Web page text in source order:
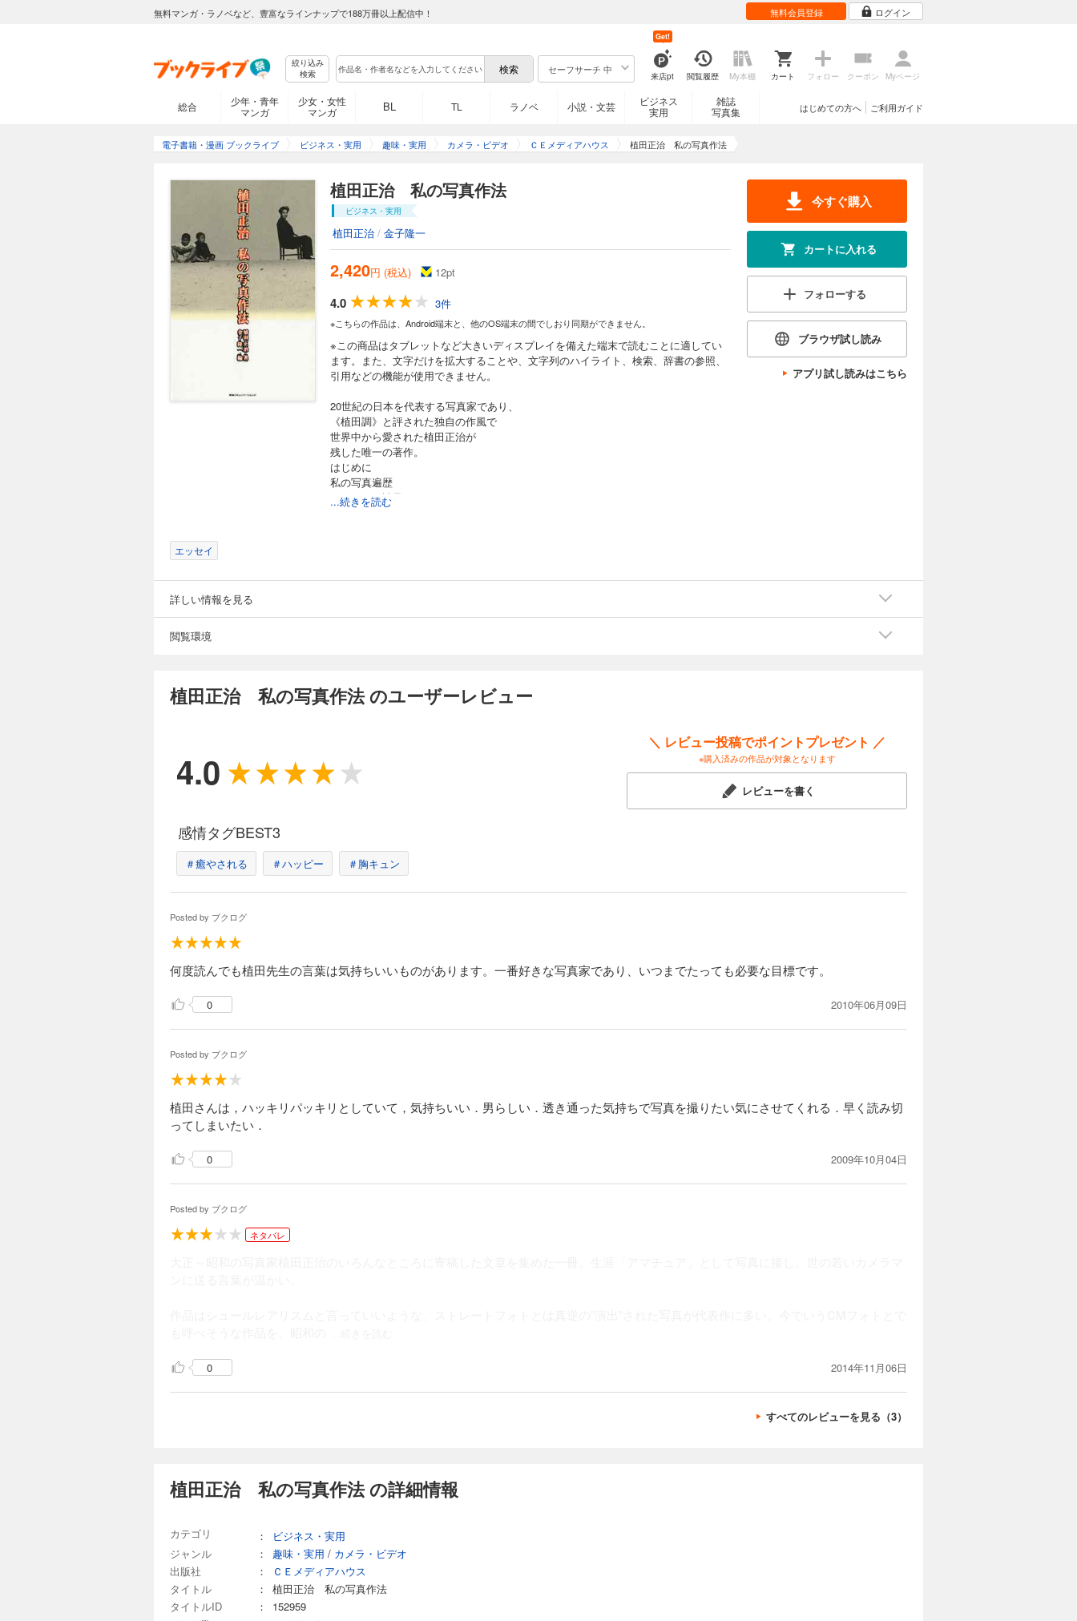
無料マンガ・ラノベなど、豊富なラインナップで188万冊以上配信中！ 無料会員登録 ログイン
絞り込み
検索
セーフサーチ 中
来店pt
Get!
閲覧履歴 My本棚 カート フォロー クーポン Myページ
総合
少年・青年
マンガ
少女・女性
マンガ
BL TL ラノベ 小説・文芸
ビジネス
実用
雑誌
写真集
ご利用ガイド
はじめての方へ
電子書籍・漫画 ブックライブ ビジネス・実用 趣味・実用 カメラ・ビデオ ＣＥメディアハウス 植田正治 私の写真作法
植田正治 私の写真作法
ビジネス・実用
植田正治 / 金子隆一
2,420円 (税込) 12pt
4.0 3件
※こちらの作品は、Android端末と、他のOS端末の間でしおり同期ができません。
※この商品はタブレットなど大きいディスプレイを備えた端末で読むことに適してい
ます。また、文字だけを拡大することや、文字列のハイライト、検索、辞書の参照、
引用などの機能が使用できません。
20世紀の日本を代表する写真家であり、
《植田調》と評された独自の作風で
世界中から愛された植田正治が
残した唯一の著作。
はじめに
私の写真遍歴
アマチュア諸君へ
ちょっとすてきなもの
目次より
・マーカーは付けられません
・テキスト検索はできません
...続きを読む
今すぐ購入
カートに入れる
フォローする
ブラウザ試し読み
アプリ試し読みはこちら
エッセイ
詳しい情報を見る
閲覧環境
植田正治 私の写真作法 のユーザーレビュー
4.0
＼ レビュー投稿でポイントプレゼント ／
※購入済みの作品が対象となります
レビューを書く
感情タグBEST3
＃癒やされる ＃ハッピー ＃胸キュン
Posted by ブクログ
何度読んでも植田先生の言葉は気持ちいいものがあります。一番好きな写真家であり、いつまでたっても必要な目標です。
0 2010年06月09日
Posted by ブクログ
植田さんは，ハッキリパッキリとしていて，気持ちいい．男らしい．透き通った気持ちで写真を撮りたい気にさせてくれる．早く読み切
ってしまいたい．
0 2009年10月04日
Posted by ブクログ
ネタバレ
0 2014年11月06日
すべてのレビューを見る（3）
植田正治 私の写真作法 の詳細情報
カテゴリ ：
ビジネス・実用
ジャンル
： 趣味・実用 / カメラ・ビデオ
出版社
：
ＣＥメディアハウス
タイトル
：
植田正治 私の写真作法
タイトルID
：
152959